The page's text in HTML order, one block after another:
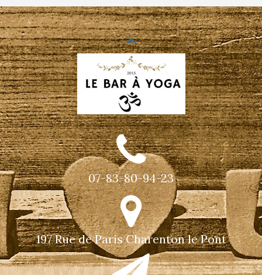
07-83-80-94-23
197 Rue de Paris Charenton le Pont